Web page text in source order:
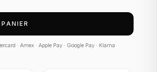
· Amex · Apple Pay · Google Pay · Klarna